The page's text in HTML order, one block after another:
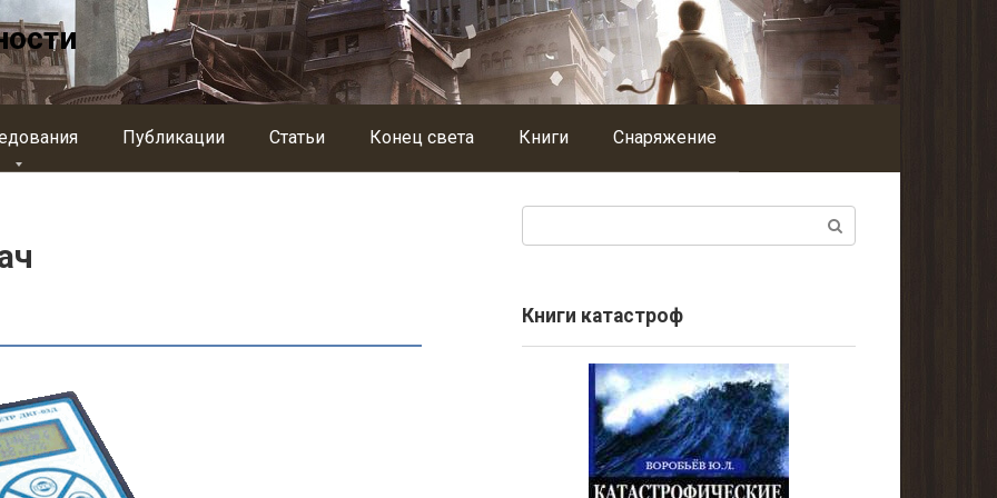
Публикации Статьи Конец света Книги Снаряжение
Книги катастроф